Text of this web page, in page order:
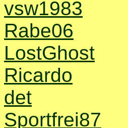
vsw1983
Rabe06
LostGhost
Ricardo
det
Sportfrei87